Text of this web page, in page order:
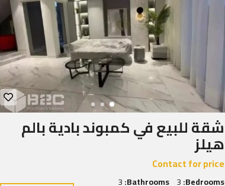
شقة للبيع في كمبوند بادية بالم
هيلز
Contact for price
Bedrooms:
3
Bathrooms:
3